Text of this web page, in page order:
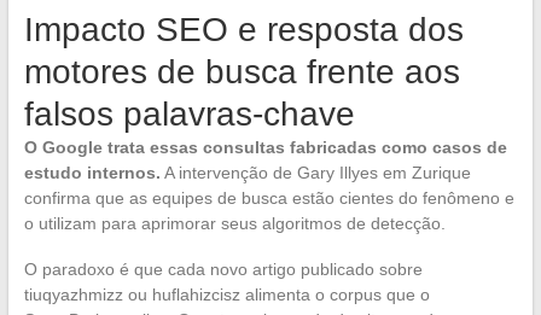
Impacto SEO e resposta dos
motores de busca frente aos
falsos palavras-chave
O Google trata essas consultas fabricadas como casos de
estudo internos. A intervenção de Gary Illyes em Zurique
confirma que as equipes de busca estão cientes do fenômeno e
o utilizam para aprimorar seus algoritmos de detecção.
O paradoxo é que cada novo artigo publicado sobre
tiuqyazhmizz ou huflahizcisz alimenta o corpus que o